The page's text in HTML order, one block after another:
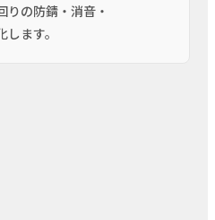
りの防錆・消音・
ます。